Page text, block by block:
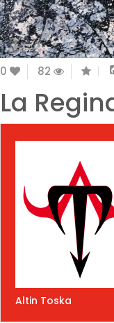
0 82
La
Altin Toska